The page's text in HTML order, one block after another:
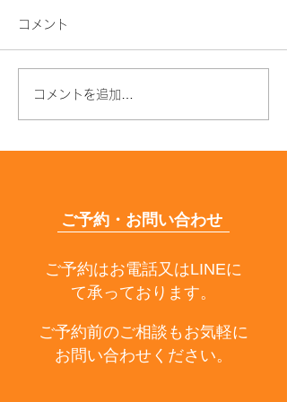
夏の終わりが髪の分かれ
コメント
コメントを追加…
ご予約・お問い合わせ
ご予約はお電話又はLINEに
て承っております。
ご予約前のご相談もお気軽に
お問い合わせください。